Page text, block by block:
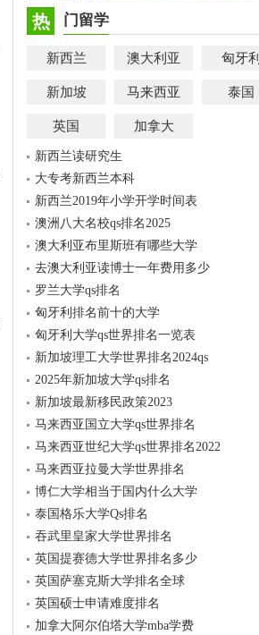
热 门留学
新西兰 澳大利亚 匈牙利
新加坡 马来西亚 泰国
英国 加拿大
新西兰读研究生
大专考新西兰本科
新西兰2019年小学开学时间表
澳洲八大名校qs排名2025
澳大利亚布里斯班有哪些大学
去澳大利亚读博士一年费用多少
罗兰大学qs排名
匈牙利排名前十的大学
匈牙利大学qs世界排名一览表
新加坡理工大学世界排名2024qs
2025年新加坡大学qs排名
新加坡最新移民政策2023
马来西亚国立大学qs世界排名
马来西亚世纪大学qs世界排名2022
马来西亚拉曼大学世界排名
博仁大学相当于国内什么大学
泰国格乐大学Qs排名
吞武里皇家大学世界排名
英国提赛德大学世界排名多少
英国萨塞克斯大学排名全球
英国硕士申请难度排名
加拿大阿尔伯塔大学mba学费